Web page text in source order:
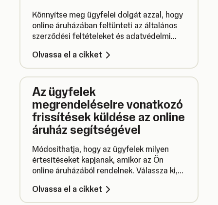
Könnyítse meg ügyfelei dolgát azzal, hogy
online áruházában feltünteti az általános
szerződési feltételeket és adatvédelmi
Olvassa el a cikket
Az ügyfelek
megrendeléseire vonatkozó
frissítések küldése az online
áruház segítségével
Módosíthatja, hogy az ügyfelek milyen
értesítéseket kapjanak, amikor az Ön
online áruházából rendelnek. Válassza ki,
visszaigazoló e-mailt küldeni a
megrendelés teljesítéséről, és szerkessze
Olvassa el a cikket